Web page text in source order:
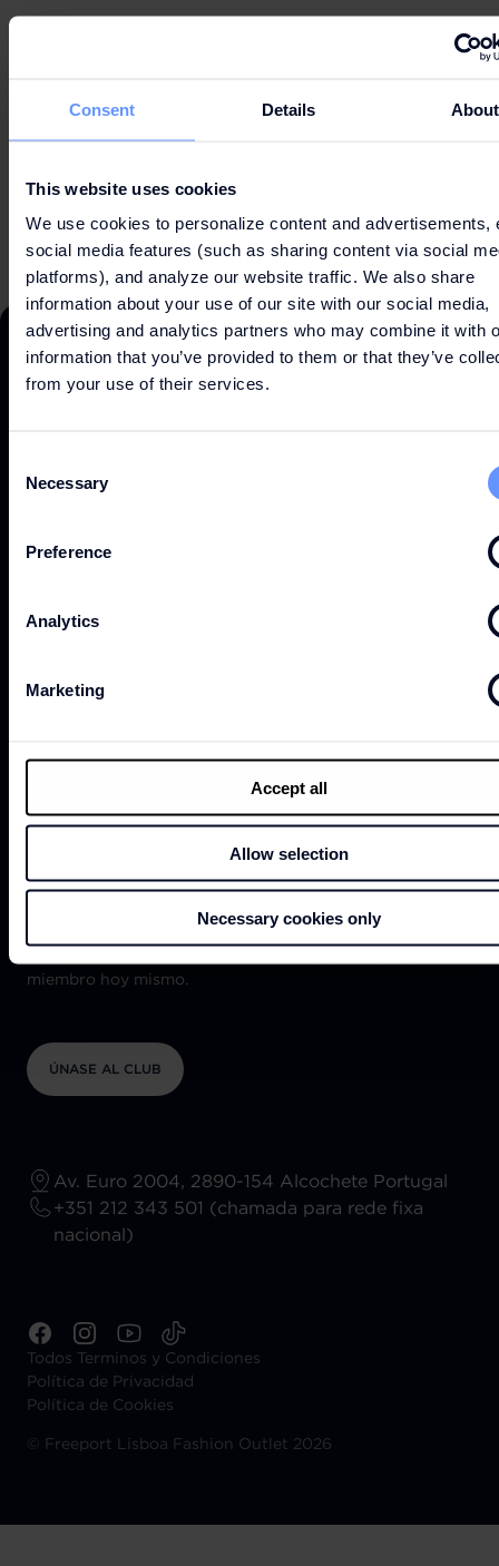
Consent Details About
This website uses cookies
We use cookies to personalize content and advertisements,
social media features (such as sharing content via social
platforms), and analyze our website traffic. We also share
information about your use of our site with our social media,
advertising and analytics partners who may combine it with
information that you’ve provided to them or that they’ve
from your use of their services.
Selection
Necessary
Preference
Analytics
Marketing
Accept all
Allow selection
Necessary cookies only
2890-154 Alcochete
Portugal
Para aquellos que todavía no lo conozcan, el Fashion
Club es un programa de fidelización de clientes del
Freeport Lisboa Fashion Outlet que premia su
preferencia y las compras que realiza en nuestro Centro.
miembro hoy mismo.
ÚNASE AL CLUB
Av. Euro 2004, 2890-154 Alcochete Portugal
+351 212 343 501 (chamada para rede fixa
nacional)
Todos Terminos y Condiciones
Política de Privacidad
Política de Cookies
©
Freeport Lisboa Fashion Outlet 2026